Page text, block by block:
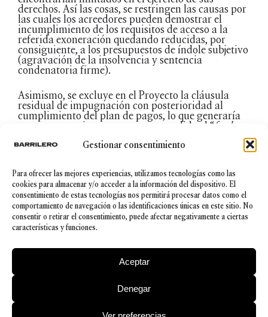
Gestionar consentimiento
Para ofrecer las mejores experiencias, utilizamos tecnologías como las
cookies para almacenar y/o acceder a la información del dispositivo. El
consentimiento de estas tecnologías nos permitirá procesar datos como el
comportamiento de navegación o las identificaciones únicas en este sitio. No
consentir o retirar el consentimiento, puede afectar negativamente a ciertas
características y funciones.
Aceptar
Denegar
derechos. Así las cosas, se restringen las causas por
las cuales los acreedores pueden demostrar el
incumplimiento de los requisitos de acceso a la
referida exoneración quedando reducidas, por
consiguiente, a los presupuestos de índole subjetivo
(agravación de la insolvencia y sentencia
condenatoria firme).
Asimismo, se excluye en el Proyecto la cláusula
residual de impugnación con posterioridad al
cumplimiento del plan de pagos, lo que generaría
en consecuencia que, una vez concedido el “fresh
”, el deudor queda liberado definitivamente sin
posibilidad alguna de ver revocado su derecho.
En conclusión, pese a que todavía existan para el
deudor óbices y cargas de acceso a la condonación
del concurso, las modificaciones incorporadas en el
Proyecto aminoraríande factolos obstáculos que
impiden su realización, puesto que los acreedores
se encontrarían, tras la promulgación del Texto
Refundido, con mayores gravámenes a la hora de
© 2026 Barrilero